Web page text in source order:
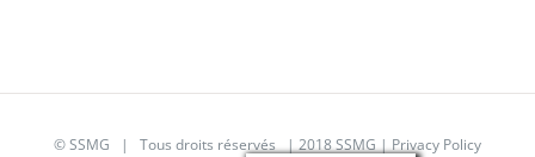
© SSMG | Tous droits réservés | 2018 SSMG |Privacy Policy